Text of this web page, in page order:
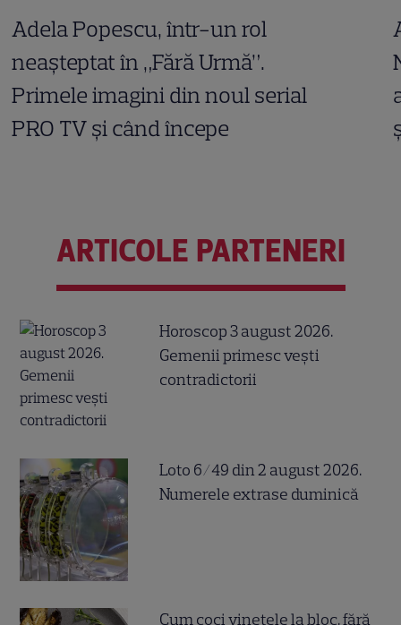
Adela Popescu, într-un rol
neașteptat în „Fără Urmă”.
Primele imagini din noul serial
PRO TV și când începe
ARTICOLE PARTENERI
Horoscop 3 august 2026.
Gemenii primesc vești
contradictorii
Loto 6/49 din 2 august 2026.
Numerele extrase duminică
Cum coci vinetele la bloc, fără